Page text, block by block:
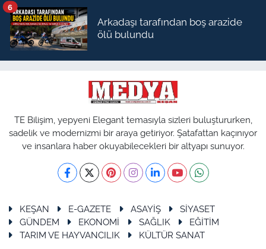
Arkadaşı tarafından boş arazide
ölü bulundu
6
TE Bilişim, yepyeni Elegant temasıyla sizleri buluştururken,
sadelik ve modernizmi bir araya getiriyor. Şatafattan kaçınıyor
ve insanlara haber okuyabilecekleri bir altyapı sunuyor.
KEŞAN E-GAZETE ASAYİŞ
SİYASET
GÜNDEM
EKONOMİ SAĞLIK
EĞİTİM
TARIM VE HAYVANCILIK
KÜLTÜR SANAT